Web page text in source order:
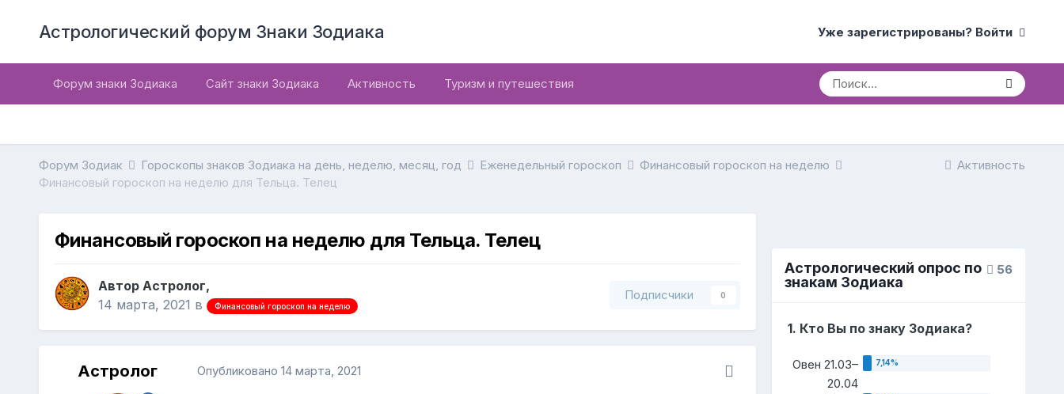
Астрологический форум Знаки Зодиака Уже зарегистрированы? Войти
Форум знаки Зодиака Сайт знаки Зодиака Активность Туризм и путешествия
Активность
Форум Зодиак Гороскопы знаков Зодиака на день, неделю, месяц, год Еженедельный гороскоп
Финансовый гороскоп на неделю
Финансовый гороскоп на неделю для Тельца. Телец
Финансовый гороскоп на неделю для Тельца. Телец
Автор Астролог,
14 марта, 2021 в Финансовый гороскоп на неделю
Подписчики 0
Астролог Опубликовано 14 марта, 2021
56
Астрологический опрос по
знакам Зодиака
1. Кто Вы по знаку Зодиака?
Овен 21.03–
20.04